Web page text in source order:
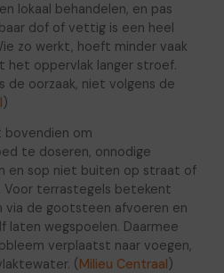
lokaal behandelen, en pas
dof of vettig is een heel
zo werkt, hoeft minder vaak
het oppervlak langer stroef.
de oorzaak, niet volgens de
)
bovendien om
te doseren, onnodige
en sop niet buiten op straat of
Voor terrastegels betekent
de gootsteen afvoeren en
laten wegspoelen. Daarmee
verplaatst naar voegen,
(Milieu Centraal)